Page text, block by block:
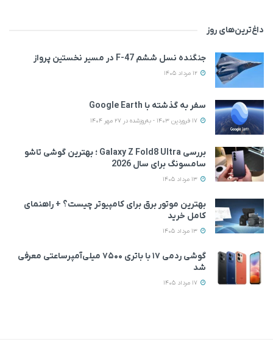
داغ‌ترین‌های روز
جنگنده نسل ششم F-47 در مسیر نخستین پرواز
سفر به گذشته با Google Earth
بررسی Galaxy Z Fold8 Ultra ؛ بهترین گوشی تاشو
سامسونگ برای سال 2026
بهترین موتور برق برای کامپیوتر چیست؟ + راهنمای
کامل خرید
گوشی ردمی ۱۷ با باتری ۷۵۰۰ میلی‌آمپرساعتی معرفی
شد